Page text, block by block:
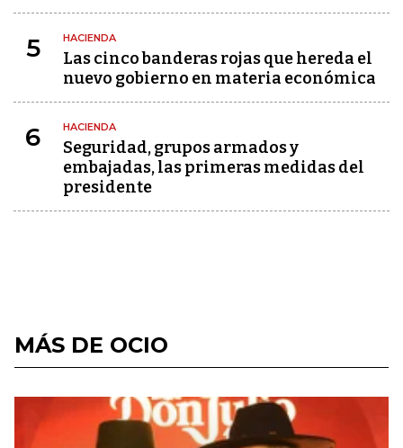
5 HACIENDA
Las cinco banderas rojas que hereda el
nuevo gobierno en materia económica
6 HACIENDA
Seguridad, grupos armados y
embajadas, las primeras medidas del
presidente
MÁS DE OCIO